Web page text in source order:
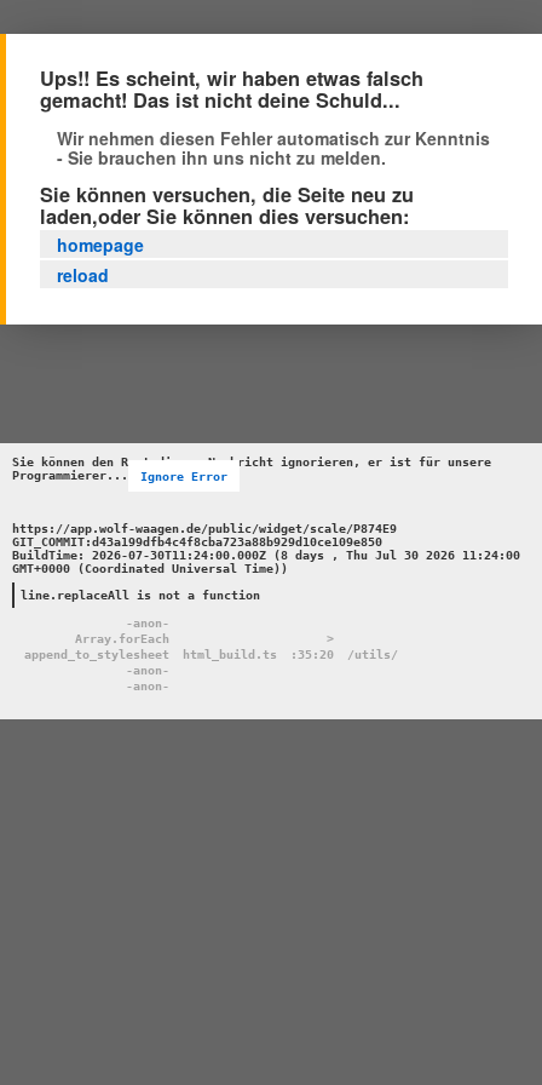
Ups!! Es scheint, wir haben etwas falsch
gemacht! Das ist nicht deine Schuld...
Wir nehmen diesen Fehler automatisch zur Kenntnis
- Sie brauchen ihn uns nicht zu melden.
Sie können versuchen, die Seite neu zu
laden,oder Sie können dies versuchen:
homepage
reload
Sie können den Rest dieser Nachricht ignorieren, er ist für unsere
Programmierer...
Ignore Error
https://app.wolf-waagen.de/public/widget/scale/P874E9
GIT_COMMIT:d43a199dfb4c4f8cba723a88b929d10ce109e850
BuildTime: 2026-07-30T11:24:00.000Z (8 days , Thu Jul 30 2026 11:24:00
GMT+0000 (Coordinated Universal Time))
line.replaceAll is not a function
-anon-
Array.forEach
>
append_to_stylesheet
html_build.ts :35:20
/utils/
-anon-
-anon-